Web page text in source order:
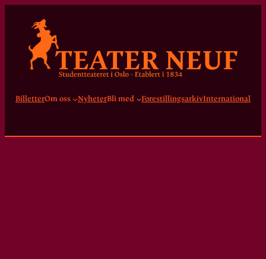
BilletterOm oss NyheterBli med ForestillingsarkivInternational